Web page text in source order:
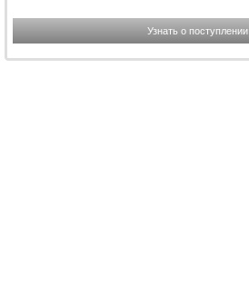
Узнать о поступлении